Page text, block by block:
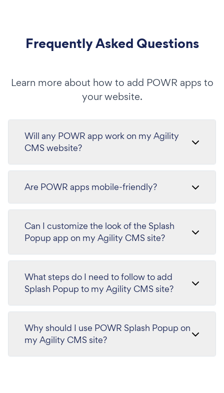
Frequently Asked Questions
Learn more about how to add POWR apps to
your website.
Will any POWR app work on my Agility
CMS website?
Are POWR apps mobile-friendly?
Can I customize the look of the Splash
Popup app on my Agility CMS site?
What steps do I need to follow to add
Splash Popup to my Agility CMS site?
Why should I use POWR Splash Popup on
my Agility CMS site?